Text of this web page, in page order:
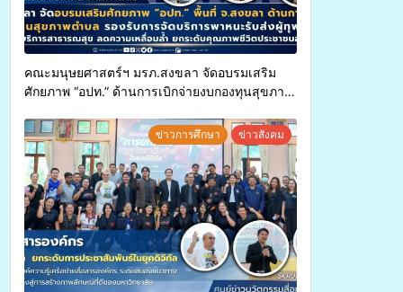
คณะมนุษยศาสตร์ฯ มรภ.สงขลา จัดอบรมเสริม
ศักยภาพ “อปท.” ด้านการเบิกจ่ายงบกองทุนสุขภาพ
ทุพพลภาพเพื่อเข้ารับบริการสาธารณสุข ลดความ
เหลื่อมล้ำ ยกระดับคุณภาพชีวิตประชาชนอย่าง
ยั่งยืน
ข่าวการศึกษา ข่าวสังคม